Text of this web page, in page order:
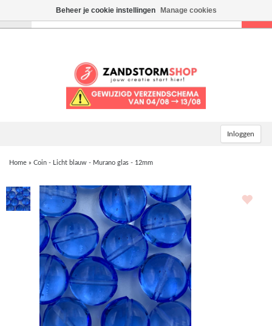
Inloggen
Home » Coin - Licht blauw - Murano glas - 12mm
Beheer je cookie instellingen Manage cookies